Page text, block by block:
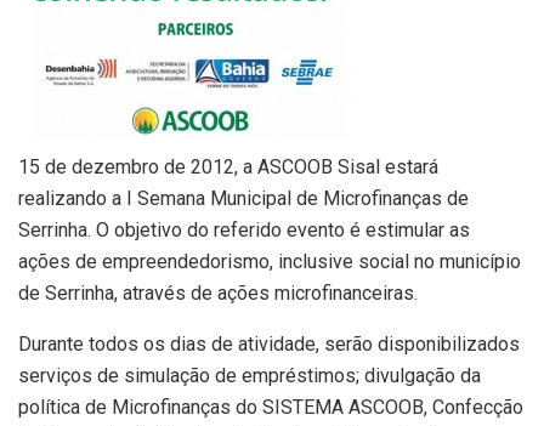
15 de dezembro de 2012, a ASCOOB Sisal estará
realizando a I Semana Municipal de Microfinanças de
Serrinha. O objetivo do referido evento é estimular as
ações de empreendedorismo, inclusive social no município
de Serrinha, através de ações microfinanceiras.
Durante todos os dias de atividade, serão disponibilizados
serviços de simulação de empréstimos; divulgação da
política de Microfinanças do SISTEMA ASCOOB, Confecção